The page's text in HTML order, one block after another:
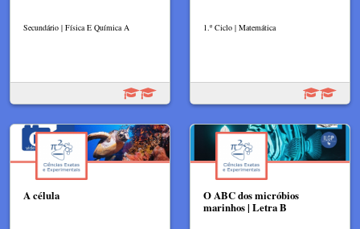
Secundário | Física E Química A 1.º Ciclo | Matemática
A célula
O ABC dos micróbios
marinhos | Letra B